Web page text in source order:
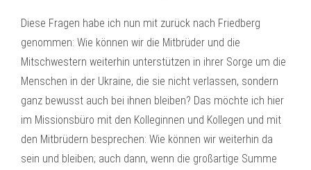
Diese Fragen habe ich nun mit zurück nach Friedberg
genommen: Wie können wir die Mitbrüder und die
Mitschwestern weiterhin unterstützen in ihrer Sorge um die
Menschen in der Ukraine, die sie nicht verlassen, sondern
ganz bewusst auch bei ihnen bleiben? Das möchte ich hier
im Missionsbüro mit den Kolleginnen und Kollegen und mit
den Mitbrüdern besprechen: Wie können wir weiterhin da
sein und bleiben; auch dann, wenn die großartige Summe